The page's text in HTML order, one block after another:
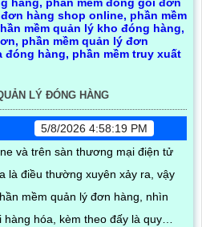
LÝ ĐÓNG HÀNG
5/8/2026 4:58:19 PM
và trên sàn thương mại điện tử
là điều thường xuyên xảy ra, vậy
mềm quản lý đơn hàng, nhìn
hóa, kèm theo đấy là quy